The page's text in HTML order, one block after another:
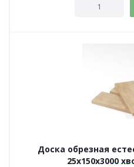
Доска обрезная
25х150х3000